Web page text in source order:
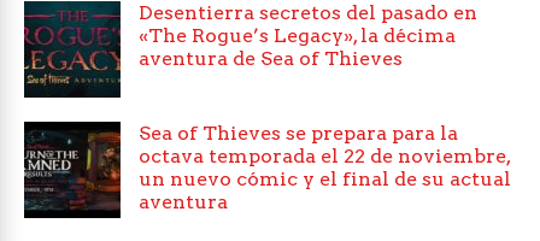
Desentierra secretos del pasado en
«The Rogue’s Legacy», la décima
aventura de Sea of Thieves
Sea of Thieves se prepara para la
octava temporada el 22 de noviembre,
un nuevo cómic y el final de su actual
aventura